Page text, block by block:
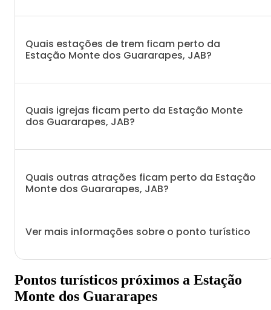
Quais estações de trem ficam perto da
Estação Monte dos Guararapes, JAB?
Quais igrejas ficam perto da Estação Monte
dos Guararapes, JAB?
Quais outras atrações ficam perto da Estação
Monte dos Guararapes, JAB?
Ver mais informações sobre o ponto turístico
Pontos turísticos próximos a Estação
Monte dos Guararapes